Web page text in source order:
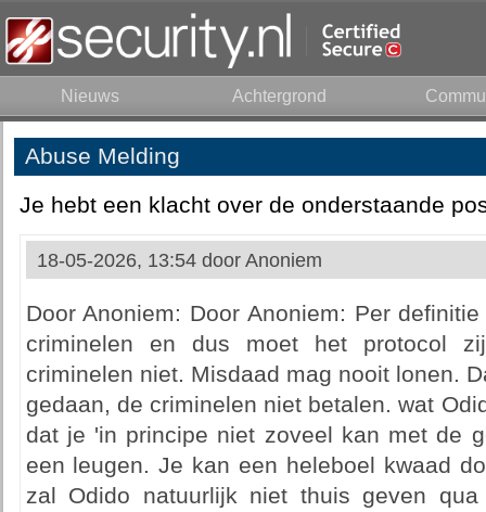
Nieuws Achtergrond
Abuse Melding
Je hebt een klacht over de onderstaande
18-05-2026, 13:54 door Anoniem
Door Anoniem: Door Anoniem: Per
criminelen en dus moet het protocol
criminelen niet. Misdaad mag nooit lonen.
gedaan, de criminelen niet betalen. wat
dat je 'in principe niet zoveel kan met de
een leugen. Je kan een heleboel kwaad
zal Odido natuurlijk niet thuis geven qua